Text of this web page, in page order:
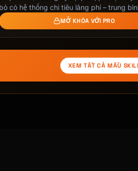
bỏ có hệ thống chi tiêu lãng phí – trung
MỞ KHÓA VỚI PRO
XEM TẤT CẢ MẪU